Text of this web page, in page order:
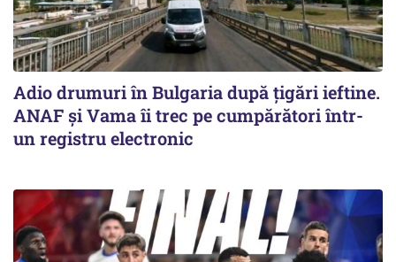
Adio drumuri în Bulgaria după țigări ieftine.
ANAF și Vama îi trec pe cumpărători într-
un registru electronic